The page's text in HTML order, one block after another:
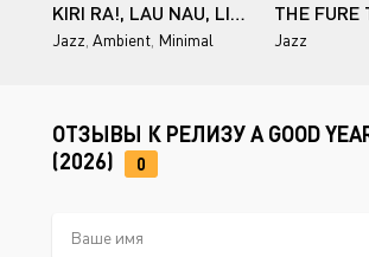
KIRI RA!, LAU NAU, LINDA FREDRIKSSON, MATTI BYE / NEN
Jazz Ambient Minimal Jazz
ОТЗЫВЫ К РЕЛИЗУ A GOOD
(2026)
0